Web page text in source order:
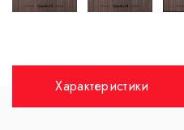
Характеристики